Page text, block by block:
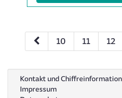
10 11 12
Kontakt und
Impressum